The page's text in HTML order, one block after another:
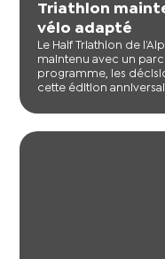
Triathlon
vélo adapté
Le Half Triathlon de
maintenu avec un
programme, les
cette édition